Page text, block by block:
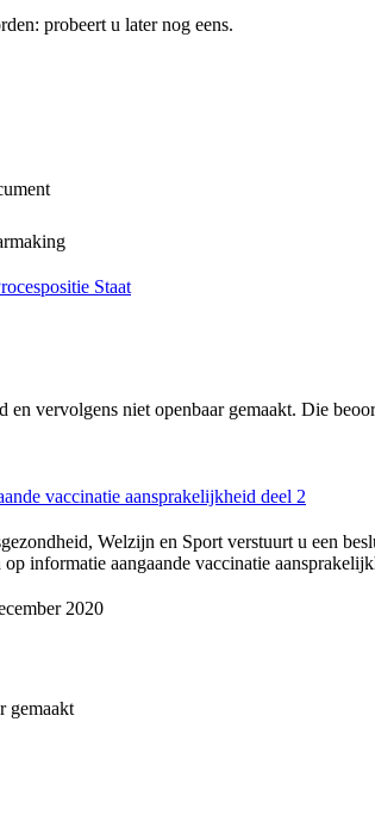
probeert u later nog eens.
Staat
vervolgens niet openbaar gemaakt. Die
vaccinatie aansprakelijkheid deel 2
Welzijn en Sport verstuurt u een
informatie aangaande vaccinatie
2020
gemaakt